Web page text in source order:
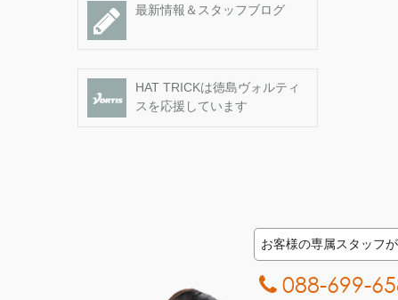
最新情報＆スタッフブログ
HAT TRICKは徳島ヴォルティ
スを応援しています
お客様の専属スタッフ
088-699-